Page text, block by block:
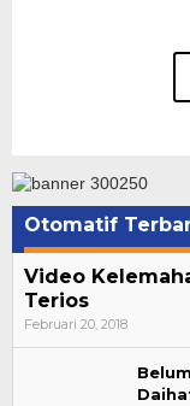
Otomatif
Video
Terios
Februari 20, 2018